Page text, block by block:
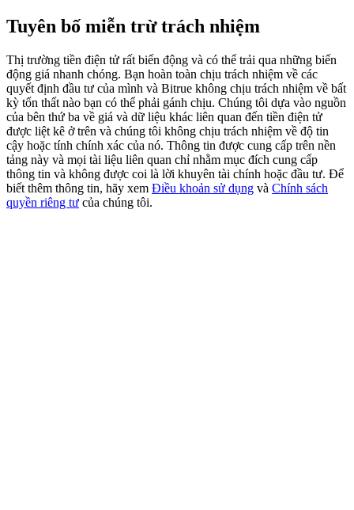
Precious Metals Trading Carnival
Trade Gold & Silver · 33,333 USDT Bonus
USDT New User Exclusive 10% APR
USDT Flexible Staking | Daily Rewards
Tuyên bố miễn trừ trách nhiệm
Thị trường tiền điện tử rất biến động và có thể trải qua những biến
động giá nhanh chóng. Bạn hoàn toàn chịu trách nhiệm về các
quyết định đầu tư của mình và Bitrue không chịu trách nhiệm về bất
kỳ tổn thất nào bạn có thể phải gánh chịu. Chúng tôi dựa vào nguồn
của bên thứ ba về giá và dữ liệu khác liên quan đến tiền điện tử
được liệt kê ở trên và chúng tôi không chịu trách nhiệm về độ tin
cậy hoặc tính chính xác của nó. Thông tin được cung cấp trên nền
tảng này và mọi tài liệu liên quan chỉ nhằm mục đích cung cấp
thông tin và không được coi là lời khuyên tài chính hoặc đầu tư. Để
biết thêm thông tin, hãy xem Điều khoản sử dụng và Chính sách
quyền riêng tư của chúng tôi.